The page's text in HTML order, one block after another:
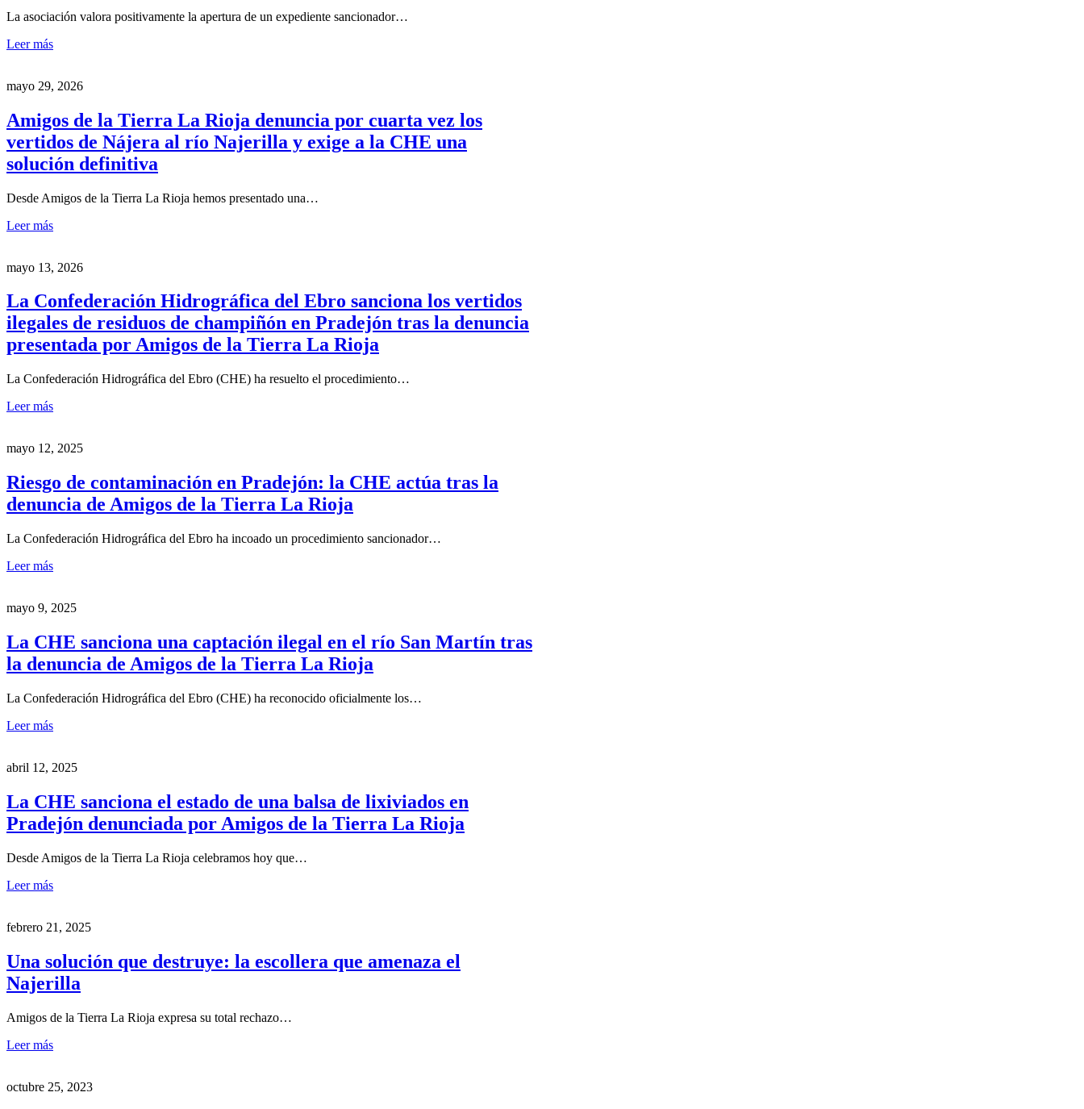
La asociación valora positivamente la apertura de un expediente sancionador…
Leer más
mayo 29, 2026
Amigos de la Tierra La Rioja denuncia por cuarta vez los
vertidos de Nájera al río Najerilla y exige a la CHE una
solución definitiva
Desde Amigos de la Tierra La Rioja hemos presentado una…
Leer más
mayo 13, 2026
La Confederación Hidrográfica del Ebro sanciona los vertidos
ilegales de residuos de champiñón en Pradejón tras la denuncia
presentada por Amigos de la Tierra La Rioja
La Confederación Hidrográfica del Ebro (CHE) ha resuelto el procedimiento…
Leer más
mayo 12, 2025
Riesgo de contaminación en Pradejón: la CHE actúa tras la
denuncia de Amigos de la Tierra La Rioja
La Confederación Hidrográfica del Ebro ha incoado un procedimiento sancionador…
Leer más
mayo 9, 2025
La CHE sanciona una captación ilegal en el río San Martín tras
la denuncia de Amigos de la Tierra La Rioja
La Confederación Hidrográfica del Ebro (CHE) ha reconocido oficialmente los…
Leer más
abril 12, 2025
La CHE sanciona el estado de una balsa de lixiviados en
Pradejón denunciada por Amigos de la Tierra La Rioja
Desde Amigos de la Tierra La Rioja celebramos hoy que…
Leer más
febrero 21, 2025
Una solución que destruye: la escollera que amenaza el
Najerilla
Amigos de la Tierra La Rioja expresa su total rechazo…
Leer más
octubre 25, 2023